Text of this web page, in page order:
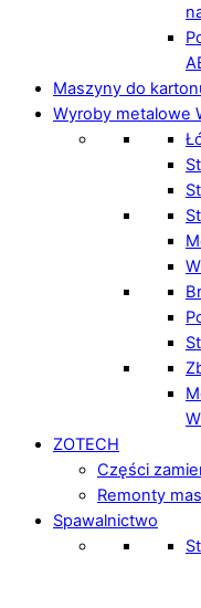
Maszyny do
Wyroby metalowe
ZOTECH
Części
Remonty
Spawalnictwo